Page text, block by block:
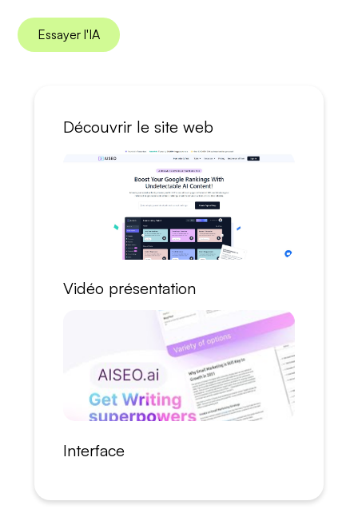
Essayer l'IA
Découvrir le site web
Vidéo présentation
Interface